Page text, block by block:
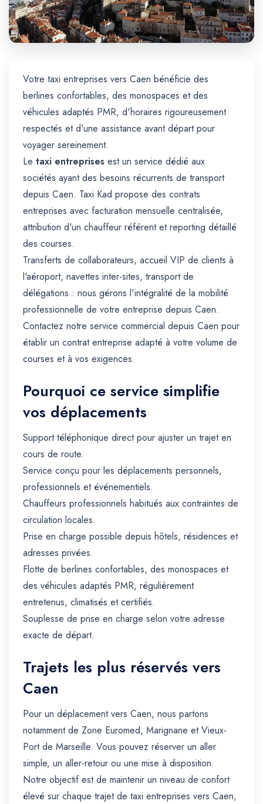
Votre taxi entreprises vers Caen bénéficie des
berlines confortables, des monospaces et des
véhicules adaptés PMR, d'horaires rigoureusement
respectés et d'une assistance avant départ pour
voyager sereinement.
Le taxi entreprises est un service dédié aux
sociétés ayant des besoins récurrents de transport
depuis Caen. Taxi Kad propose des contrats
entreprises avec facturation mensuelle centralisée,
attribution d'un chauffeur référent et reporting détaillé
des courses.
Transferts de collaborateurs, accueil VIP de clients à
l'aéroport, navettes inter-sites, transport de
délégations : nous gérons l'intégralité de la mobilité
professionnelle de votre entreprise depuis Caen.
Contactez notre service commercial depuis Caen pour
établir un contrat entreprise adapté à votre volume de
courses et à vos exigences.
Pourquoi ce service simplifie
vos déplacements
Support téléphonique direct pour ajuster un trajet en
cours de route.
Service conçu pour les déplacements personnels,
professionnels et événementiels.
Chauffeurs professionnels habitués aux contraintes de
circulation locales.
Prise en charge possible depuis hôtels, résidences et
adresses privées.
Flotte de berlines confortables, des monospaces et
des véhicules adaptés PMR, régulièrement
entretenus, climatisés et certifiés.
Souplesse de prise en charge selon votre adresse
exacte de départ.
Trajets les plus réservés vers
Caen
Pour un déplacement vers Caen, nous partons
notamment de Zone Euromed, Marignane et Vieux-
Port de Marseille. Vous pouvez réserver un aller
simple, un aller-retour ou une mise à disposition.
Notre objectif est de maintenir un niveau de confort
élevé sur chaque trajet de taxi entreprises vers Caen,